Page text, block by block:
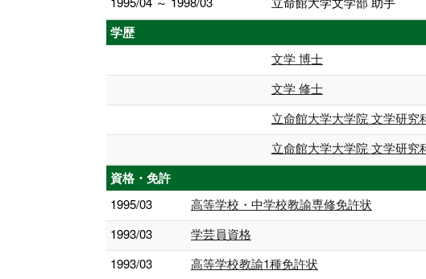
学歴
文学 博士
文学 修士
立命館大学大学院 文学研
立命館大学大学院 文学研
資格・免許
1995/03
高等学校・中学校教諭専修免許状
1993/03
学芸員資格
1993/03
高等学校教諭1種免許状